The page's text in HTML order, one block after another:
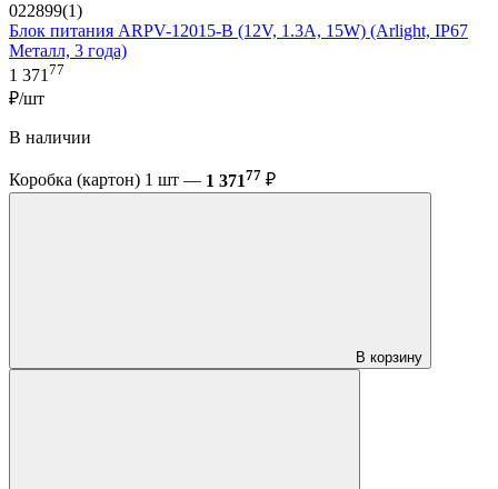
022899(1)
Блок питания ARPV-12015-B (12V, 1.3A, 15W) (Arlight, IP67
Металл, 3 года)
1 37177
₽/шт
В наличии
Коробка (картон) 1 шт — 1 37177 ₽
В корзину